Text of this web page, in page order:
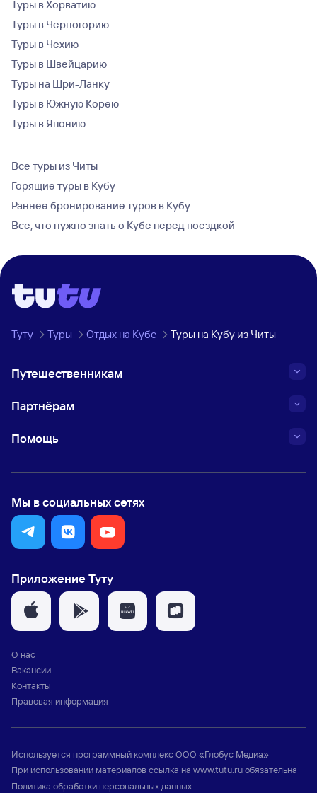
Туры в Хорватию
Туры в Черногорию
Туры в Чехию
Туры в Швейцарию
Туры на Шри-Ланку
Туры в Южную Корею
Туры в Японию
Все туры из Читы
Горящие туры в Кубу
Раннее бронирование туров в Кубу
Все, что нужно знать о Кубе перед поездкой
Туту Туры Отдых на Кубе Туры на Кубу из Читы
Путешественникам
Партнёрам
Помощь
Мы в социальных сетях
Приложение Туту
О нас
Вакансии
Контакты
Правовая информация
Используется программный комплексООО «Глобус Медиа»
При использовании материалов ссылка на www.tutu.ruобязательна
Политика обработки персональных данных